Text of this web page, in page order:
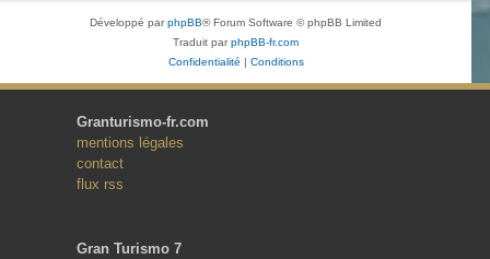
Développé parphpBB® Forum Software © phpBB Limited
Traduit parphpBB-fr.com
Confidentialité
Conditions
Granturismo-fr.com
mentions légales
contact
flux rss
Gran Turismo 7